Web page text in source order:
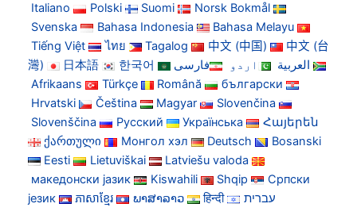
Italiano
Polski Suomi
Norsk Bokmål
Svenska
Bahasa Indonesia
Bahasa Melayu
Tiếng Việt
ไทย Tagalog 中文 (中国)
中文 (台
灣)
日本語 한국어 العربية اردو
فارسی
Afrikaans
Türkçe Română
български
Hrvatski
Čeština Magyar
Slovenčina
Slovenščina
Русский Українська
Հայերեն
ქართული
Монгол хэл Deutsch
Bosanski
Eesti
Lietuviškai
Latviešu valoda
македонски јазик
Kiswahili Shqip
Српски
језик
ភាសាខ្មែរ ພາສາລາວ हिन्दी עברית